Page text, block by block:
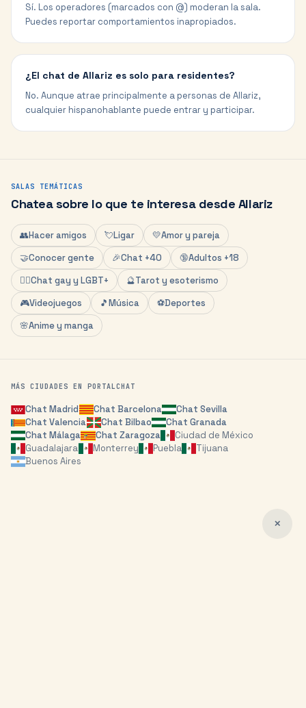
Sí. Los operadores (marcados con @) moderan la sala.
Puedes reportar comportamientos inapropiados.
¿El chat de Allariz es solo para residentes?
No. Aunque atrae principalmente a personas de Allariz,
cualquier hispanohablante puede entrar y participar.
SALAS TEMÁTICAS
Chatea sobre lo que te interesa desde Allariz
👥Hacer amigos 💘Ligar 💛Amor y pareja
🤝Conocer gente 🎉Chat +40 🔞Adultos +18
🏳️‍🌈Chat gay y LGBT+ 🔮Tarot y esoterismo
🎮Videojuegos 🎵Música ⚽Deportes
🌸Anime y manga
MÁS CIUDADES EN PORTALCHAT
ChatMadrid Chat Barcelona Chat Sevilla
ChatValencia Chat Bilbao Chat Granada
ChatMálaga Chat Zaragoza
Ciudad de México
Guadalajara
Monterrey Puebla
Tijuana
Buenos Aires
✕